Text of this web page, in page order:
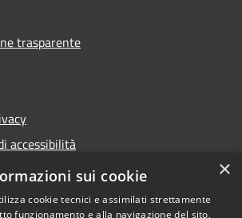
trasparente
accessibilità
×
sui cookie
cookie tecnici e assimilati strettamente
funzionamento e alla navigazione del sito,